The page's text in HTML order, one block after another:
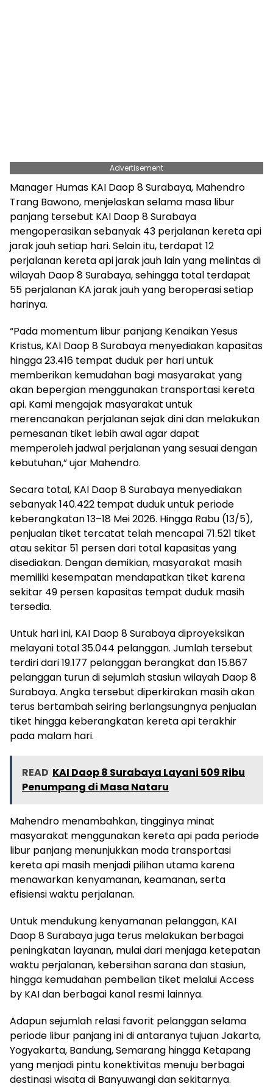
Advertisement
Manager Humas KAI Daop 8 Surabaya, Mahendro
Trang Bawono, menjelaskan selama masa libur
panjang tersebut KAI Daop 8 Surabaya
mengoperasikan sebanyak 43 perjalanan kereta api
jarak jauh setiap hari. Selain itu, terdapat 12
perjalanan kereta api jarak jauh lain yang melintas di
wilayah Daop 8 Surabaya, sehingga total terdapat
55 perjalanan KA jarak jauh yang beroperasi setiap
harinya.
“Pada momentum libur panjang Kenaikan Yesus
Kristus, KAI Daop 8 Surabaya menyediakan kapasitas
hingga 23.416 tempat duduk per hari untuk
memberikan kemudahan bagi masyarakat yang
akan bepergian menggunakan transportasi kereta
api. Kami mengajak masyarakat untuk
merencanakan perjalanan sejak dini dan melakukan
pemesanan tiket lebih awal agar dapat
memperoleh jadwal perjalanan yang sesuai dengan
kebutuhan,” ujar Mahendro.
Secara total, KAI Daop 8 Surabaya menyediakan
sebanyak 140.422 tempat duduk untuk periode
keberangkatan 13–18 Mei 2026. Hingga Rabu (13/5),
penjualan tiket tercatat telah mencapai 71.521 tiket
atau sekitar 51 persen dari total kapasitas yang
disediakan. Dengan demikian, masyarakat masih
memiliki kesempatan mendapatkan tiket karena
sekitar 49 persen kapasitas tempat duduk masih
tersedia.
Untuk hari ini, KAI Daop 8 Surabaya diproyeksikan
melayani total 35.044 pelanggan. Jumlah tersebut
terdiri dari 19.177 pelanggan berangkat dan 15.867
pelanggan turun di sejumlah stasiun wilayah Daop 8
Surabaya. Angka tersebut diperkirakan masih akan
terus bertambah seiring berlangsungnya penjualan
tiket hingga keberangkatan kereta api terakhir
pada malam hari.
READ KAI Daop 8 Surabaya Layani 509 Ribu
Penumpang di Masa Nataru
Mahendro menambahkan, tingginya minat
masyarakat menggunakan kereta api pada periode
libur panjang menunjukkan moda transportasi
kereta api masih menjadi pilihan utama karena
menawarkan kenyamanan, keamanan, serta
efisiensi waktu perjalanan.
Untuk mendukung kenyamanan pelanggan, KAI
Daop 8 Surabaya juga terus melakukan berbagai
peningkatan layanan, mulai dari menjaga ketepatan
waktu perjalanan, kebersihan sarana dan stasiun,
hingga kemudahan pembelian tiket melalui Access
by KAI dan berbagai kanal resmi lainnya.
Adapun sejumlah relasi favorit pelanggan selama
periode libur panjang ini di antaranya tujuan Jakarta,
Yogyakarta, Bandung, Semarang hingga Ketapang
yang menjadi pintu konektivitas menuju berbagai
destinasi wisata di Banyuwangi dan sekitarnya.